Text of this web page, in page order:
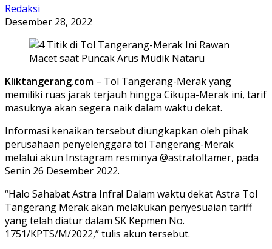
Redaksi
Desember 28, 2022
Kliktangerang.com – Tol Tangerang-Merak yang
memiliki ruas jarak terjauh hingga Cikupa-Merak ini, tarif
masuknya akan segera naik dalam waktu dekat.
Informasi kenaikan tersebut diungkapkan oleh pihak
perusahaan penyelenggara tol Tangerang-Merak
melalui akun Instagram resminya @astratoltamer, pada
Senin 26 Desember 2022.
“Halo Sahabat Astra Infra! Dalam waktu dekat Astra Tol
Tangerang Merak akan melakukan penyesuaian tariff
yang telah diatur dalam SK Kepmen No.
1751/KPTS/M/2022,” tulis akun tersebut.